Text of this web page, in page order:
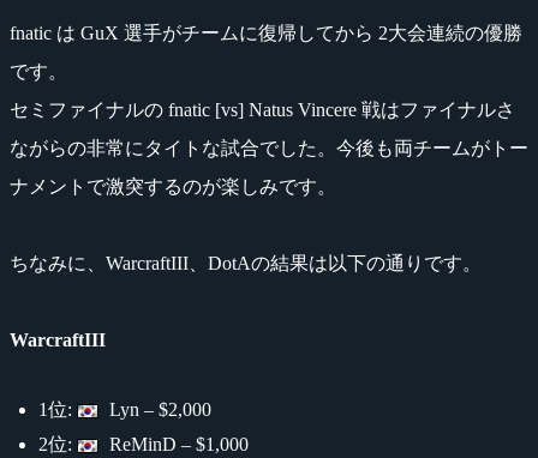
fnatic は GuX 選手がチームに復帰してから 2大会連続の優勝
です。
セミファイナルの fnatic [vs] Natus Vincere 戦はファイナルさ
ながらの非常にタイトな試合でした。今後も両チームがトー
ナメントで激突するのが楽しみです。
ちなみに、WarcraftIII、DotAの結果は以下の通りです。
WarcraftIII
1位:
Lyn – $2,000
2位:
ReMinD – $1,000